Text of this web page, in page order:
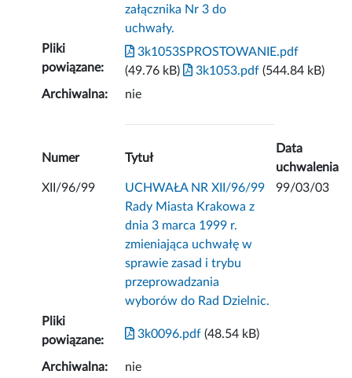
załącznika Nr 3 do
uchwały.
Pliki
powiązane:
3k1053SPROSTOWANIE.pdf
(49.76 kB)
3k1053.pdf (544.84 kB)
Archiwalna:
nie
Numer Tytuł
Data
uchwalenia
XII/96/99
UCHWAŁA NR XII/96/99
Rady Miasta Krakowa z
dnia 3 marca 1999 r.
zmieniająca uchwałę w
sprawie zasad i trybu
przeprowadzania
wyborów do Rad Dzielnic.
99/03/03
Pliki
powiązane:
3k0096.pdf (48.54 kB)
Archiwalna: nie